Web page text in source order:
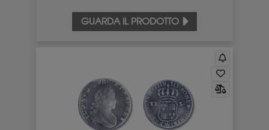
GUARDA IL PRODOTTO